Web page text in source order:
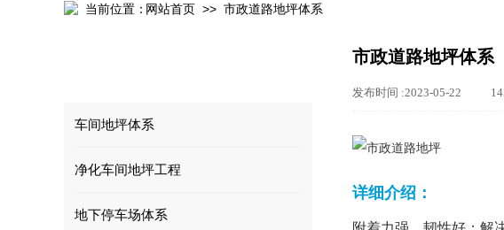
当前位置： 网站首页 >> 市政道路地坪体系
市政道路地坪体系
发布时间 :2023-05-22
详细介绍：
车间地坪体系
净化车间地坪工程
地下停车场体系